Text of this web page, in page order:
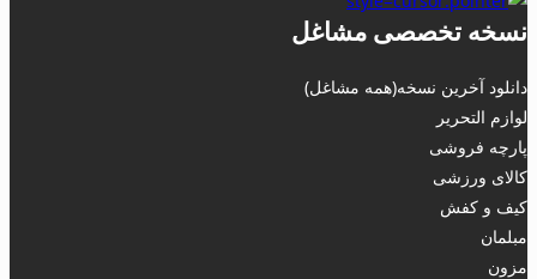
نسخه تخصصی مشاغل
دانلود آخرین نسخه(همه مشاغل)
لوازم التحریر
پارچه فروشی
کالای ورزشی
کیف و کفش
مبلمان
مزون